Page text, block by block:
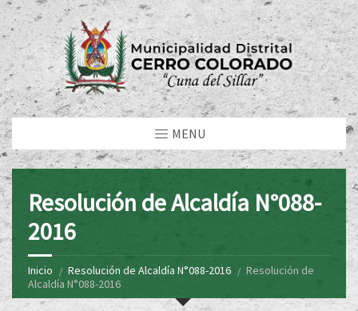
MENU
Resolución de Alcaldía N°088-
2016
Inicio Resolución de Alcaldía N°088-2016
Resolución de
Alcaldía N°088-2016